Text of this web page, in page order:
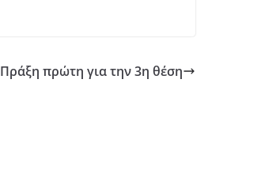
Πράξη πρώτη για την 3η θέση